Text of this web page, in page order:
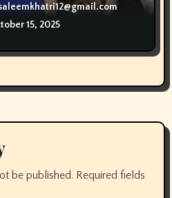
15, 2025
be published. Required fields